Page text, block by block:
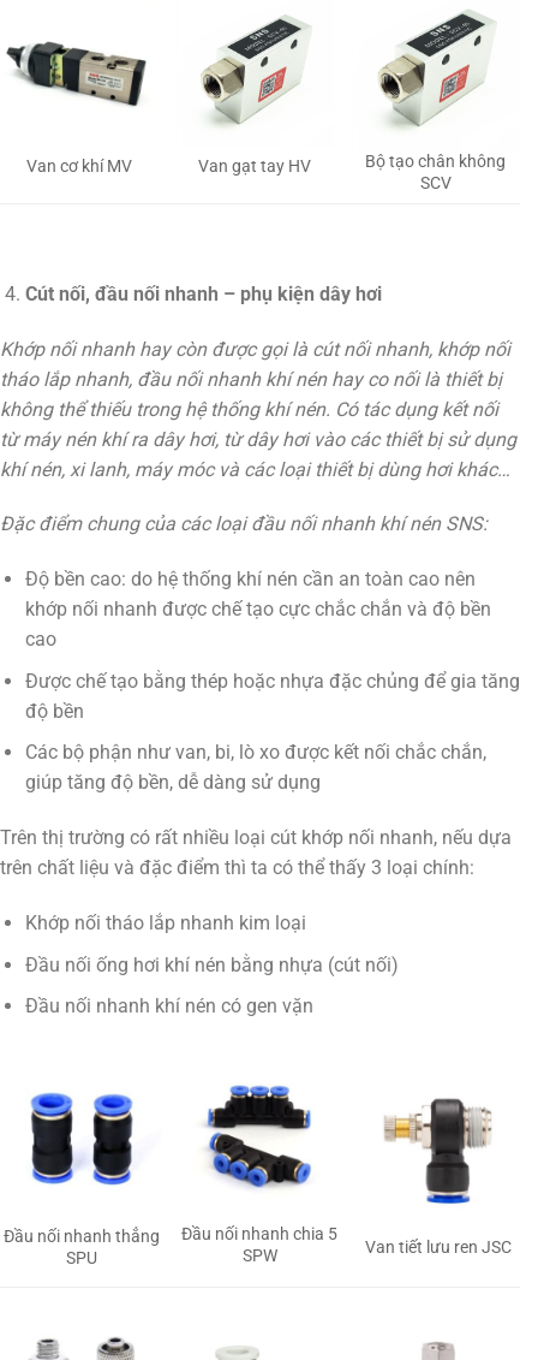
Van cơ khí MV Van gạt tay HV
Bộ tạo chân không
SCV
Cút nối, đầu nối nhanh – phụ kiện dây hơi
Khớp nối nhanh hay còn được gọi là cút nối nhanh, khớp nối
tháo lắp nhanh, đầu nối nhanh khí nén hay co nối là thiết bị
không thể thiếu trong hệ thống khí nén. Có tác dụng kết nối
từ máy nén khí ra dây hơi, từ dây hơi vào các thiết bị sử dụng
khí nén, xi lanh, máy móc và các loại thiết bị dùng hơi khác…
Đặc điểm chung của các loại đầu nối nhanh khí nén SNS:
Độ bền cao: do hệ thống khí nén cần an toàn cao nên
khớp nối nhanh được chế tạo cực chắc chắn và độ bền
cao
Được chế tạo bằng thép hoặc nhựa đặc chủng để gia tăng
độ bền
Các bộ phận như van, bi, lò xo được kết nối chắc chắn,
giúp tăng độ bền, dễ dàng sử dụng
Trên thị trường có rất nhiều loại cút khớp nối nhanh, nếu dựa
trên chất liệu và đặc điểm thì ta có thể thấy 3 loại chính:
Khớp nối tháo lắp nhanh kim loại
Đầu nối ống hơi khí nén bằng nhựa (cút nối)
Đầu nối nhanh khí nén có gen vặn
Đầu nối nhanh thẳng
SPU
Đầu nối nhanh chia 5
SPW
Van tiết lưu ren JSC